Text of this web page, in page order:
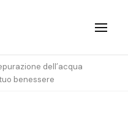
dell’acqua
benessere